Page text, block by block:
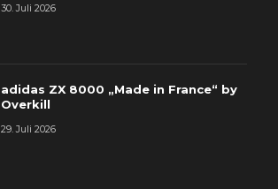
30. Juli 2026
adidas ZX 8000 „Made in France“ by
Overkill
29. Juli 2026